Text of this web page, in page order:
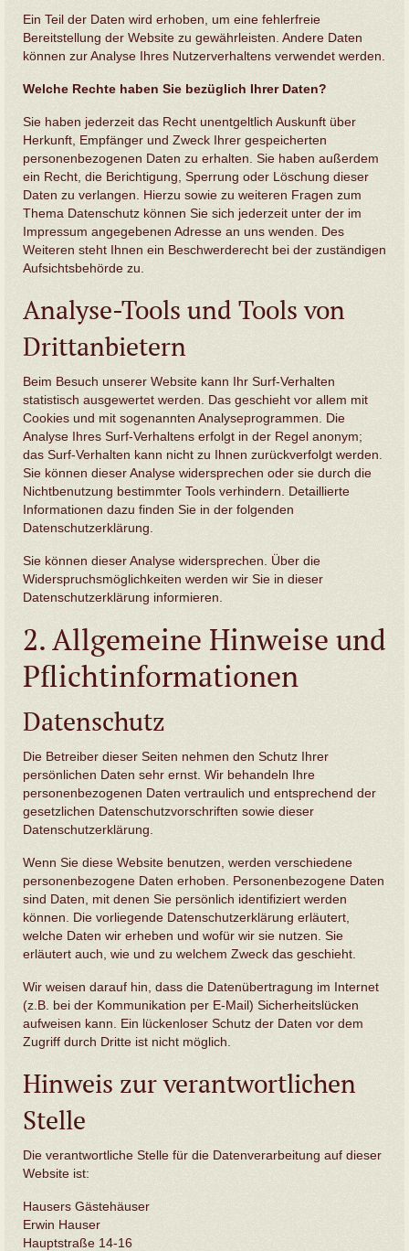
Ein Teil der Daten wird erhoben, um eine fehlerfreie
Bereitstellung der Website zu gewährleisten. Andere Daten
können zur Analyse Ihres Nutzerverhaltens verwendet werden.
Welche Rechte haben Sie bezüglich Ihrer Daten?
Sie haben jederzeit das Recht unentgeltlich Auskunft über
Herkunft, Empfänger und Zweck Ihrer gespeicherten
personenbezogenen Daten zu erhalten. Sie haben außerdem
ein Recht, die Berichtigung, Sperrung oder Löschung dieser
Daten zu verlangen. Hierzu sowie zu weiteren Fragen zum
Thema Datenschutz können Sie sich jederzeit unter der im
Impressum angegebenen Adresse an uns wenden. Des
Weiteren steht Ihnen ein Beschwerderecht bei der zuständigen
Aufsichtsbehörde zu.
Analyse-Tools und Tools von
Drittanbietern
Beim Besuch unserer Website kann Ihr Surf-Verhalten
statistisch ausgewertet werden. Das geschieht vor allem mit
Cookies und mit sogenannten Analyseprogrammen. Die
Analyse Ihres Surf-Verhaltens erfolgt in der Regel anonym;
das Surf-Verhalten kann nicht zu Ihnen zurückverfolgt werden.
Sie können dieser Analyse widersprechen oder sie durch die
Nichtbenutzung bestimmter Tools verhindern. Detaillierte
Informationen dazu finden Sie in der folgenden
Datenschutzerklärung.
Sie können dieser Analyse widersprechen. Über die
Widerspruchsmöglichkeiten werden wir Sie in dieser
Datenschutzerklärung informieren.
2. Allgemeine Hinweise und
Pflichtinformationen
Datenschutz
Die Betreiber dieser Seiten nehmen den Schutz Ihrer
persönlichen Daten sehr ernst. Wir behandeln Ihre
personenbezogenen Daten vertraulich und entsprechend der
gesetzlichen Datenschutzvorschriften sowie dieser
Datenschutzerklärung.
Wenn Sie diese Website benutzen, werden verschiedene
personenbezogene Daten erhoben. Personenbezogene Daten
sind Daten, mit denen Sie persönlich identifiziert werden
können. Die vorliegende Datenschutzerklärung erläutert,
welche Daten wir erheben und wofür wir sie nutzen. Sie
erläutert auch, wie und zu welchem Zweck das geschieht.
Wir weisen darauf hin, dass die Datenübertragung im Internet
(z.B. bei der Kommunikation per E-Mail) Sicherheitslücken
aufweisen kann. Ein lückenloser Schutz der Daten vor dem
Zugriff durch Dritte ist nicht möglich.
Hinweis zur verantwortlichen
Stelle
Die verantwortliche Stelle für die Datenverarbeitung auf dieser
Website ist:
Hausers Gästehäuser
Erwin Hauser
Hauptstraße 14-16